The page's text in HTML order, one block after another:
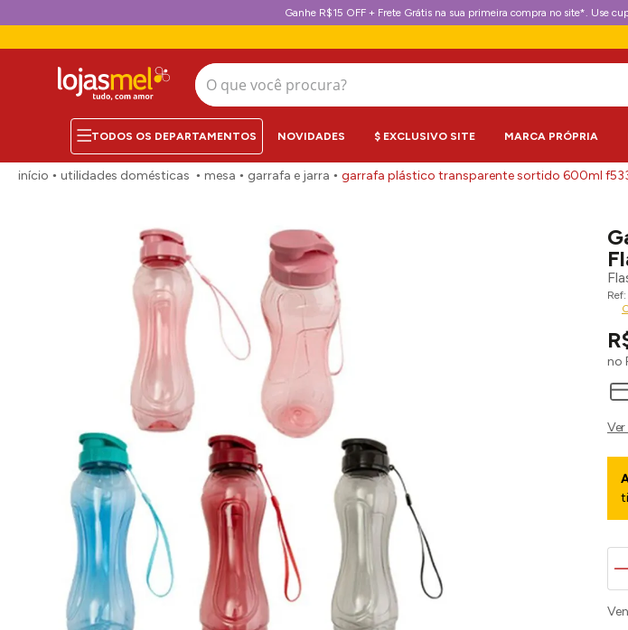
Ganhe R$15 OFF + Frete Grátis na sua primeira compra no site*. Use
O que você procura?
NOVIDADES $ EXCLUSIVO SITE MARCA PRÓPRIA
utilidades domésticas mesa garrafa e jarra garrafa plástico transparente sortido 600ml
no